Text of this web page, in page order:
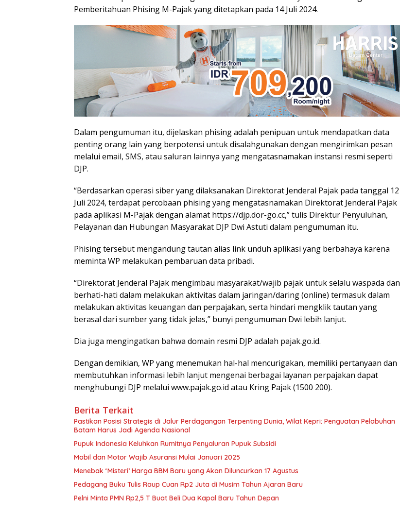
Pemberitahuan Phising M-Pajak yang ditetapkan pada 14 Juli 2024.
Dalam pengumuman itu, dijelaskan phising adalah penipuan untuk mendapatkan data
penting orang lain yang berpotensi untuk disalahgunakan dengan mengirimkan pesan
melalui email, SMS, atau saluran lainnya yang mengatasnamakan instansi resmi seperti
DJP.
“Berdasarkan operasi siber yang dilaksanakan Direktorat Jenderal Pajak pada tanggal 12
Juli 2024, terdapat percobaan phising yang mengatasnamakan Direktorat Jenderal Pajak
pada aplikasi M-Pajak dengan alamat https://djp.dor-go.cc,” tulis Direktur Penyuluhan,
Pelayanan dan Hubungan Masyarakat DJP Dwi Astuti dalam pengumuman itu.
Phising tersebut mengandung tautan alias link unduh aplikasi yang berbahaya karena
meminta WP melakukan pembaruan data pribadi.
“Direktorat Jenderal Pajak mengimbau masyarakat/wajib pajak untuk selalu waspada dan
berhati-hati dalam melakukan aktivitas dalam jaringan/daring (online) termasuk dalam
melakukan aktivitas keuangan dan perpajakan, serta hindari mengklik tautan yang
berasal dari sumber yang tidak jelas,” bunyi pengumuman Dwi lebih lanjut.
Dia juga mengingatkan bahwa domain resmi DJP adalah pajak.go.id.
Dengan demikian, WP yang menemukan hal-hal mencurigakan, memiliki pertanyaan dan
membutuhkan informasi lebih lanjut mengenai berbagai layanan perpajakan dapat
menghubungi DJP melalui www.pajak.go.id atau Kring Pajak (1500 200).
Berita Terkait
Pastikan Posisi Strategis di Jalur Perdagangan Terpenting Dunia, Wilat Kepri: Penguatan Pelabuhan
Batam Harus Jadi Agenda Nasional
Pupuk Indonesia Keluhkan Rumitnya Penyaluran Pupuk Subsidi
Mobil dan Motor Wajib Asuransi Mulai Januari 2025
Menebak ‘Misteri’ Harga BBM Baru yang Akan Diluncurkan 17 Agustus
Pedagang Buku Tulis Raup Cuan Rp2 Juta di Musim Tahun Ajaran Baru
Pelni Minta PMN Rp2,5 T Buat Beli Dua Kapal Baru Tahun Depan